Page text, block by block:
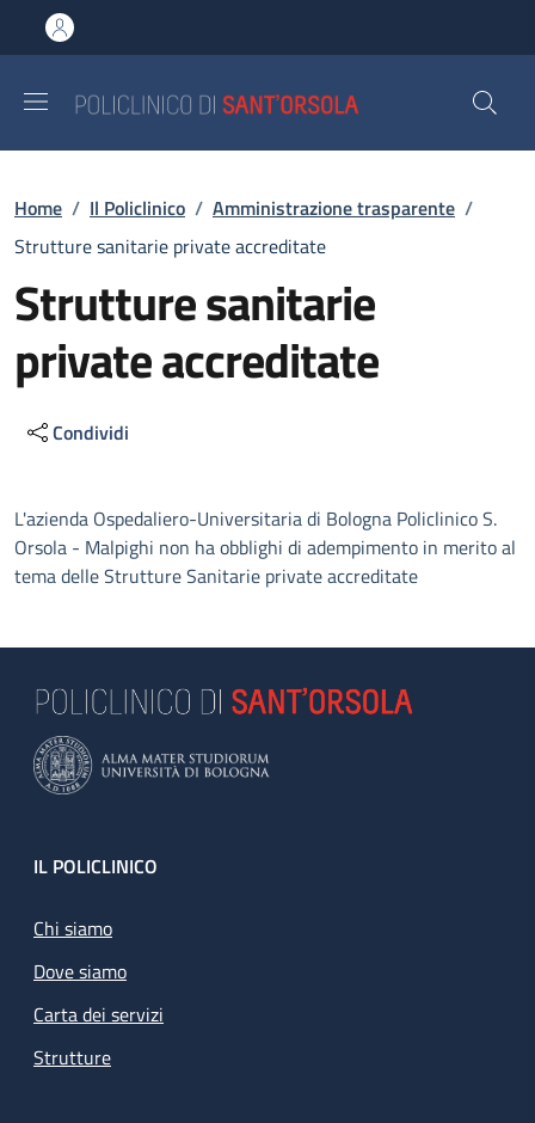
al contenuto principale
to footer content
Briciole di pane
Home / Il Policlinico / Amministrazione trasparente /
Strutture sanitarie private accreditate
Strutture sanitarie
private accreditate
Condividi
Descrizione
L'azienda Ospedaliero-Universitaria di Bologna Policlinico S.
Orsola - Malpighi non ha obblighi di adempimento in merito al
tema delle Strutture Sanitarie private accreditate
Footer
IL POLICLINICO
Chi siamo
Dove siamo
Carta dei servizi
Strutture